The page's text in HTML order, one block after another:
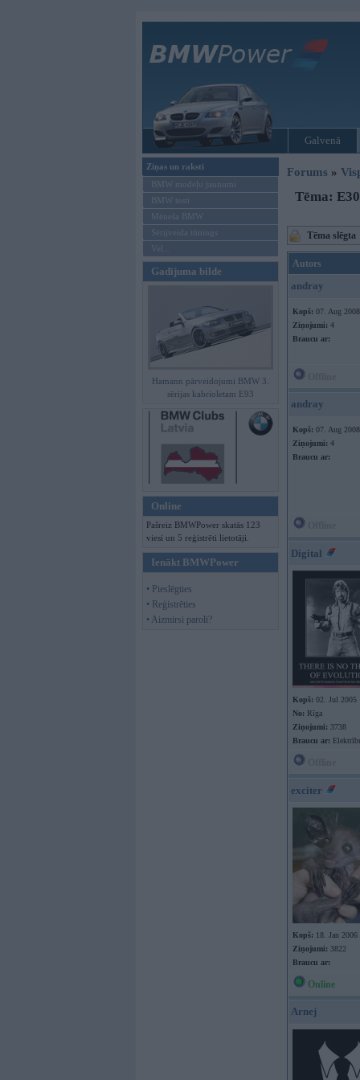
Galvenā
Ziņas un raksti
BMW modeļu jaunumi
BMW testi
Mēneša BMW
Sērijveida tūnings
Vel...
Gadījuma bilde
Hamann pārveidojumi BMW 3.
sērijas kabrioletam E93
Online
Pašreiz BMWPower skatās 123
viesi un 5 reģistrēti lietotāji.
Ienākt BMWPower
• Pieslēgties
• Reģistrēties
• Aizmirsi paroli?
Forums »
Tēma:
Tēma slēgta
Autors
andray
Kopš: 07. Aug 2008
Ziņojumi: 4
Braucu ar:
andray
Kopš: 07. Aug 2008
Ziņojumi: 4
Braucu ar:
Digital
Kopš: 02. Jul 2005
No: Rīga
Ziņojumi: 3738
Braucu ar:
exciter
Kopš: 18. Jan 2006
Ziņojumi: 3822
Braucu ar:
Online
Arnej